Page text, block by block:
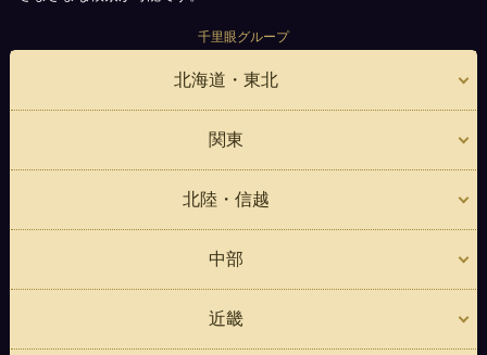
千里眼グループ
北海道・東北
関東
北陸・信越
中部
近畿